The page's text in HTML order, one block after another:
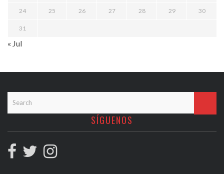
24 25 26 27 28 29 30
31
« Jul
SÍGUENOS